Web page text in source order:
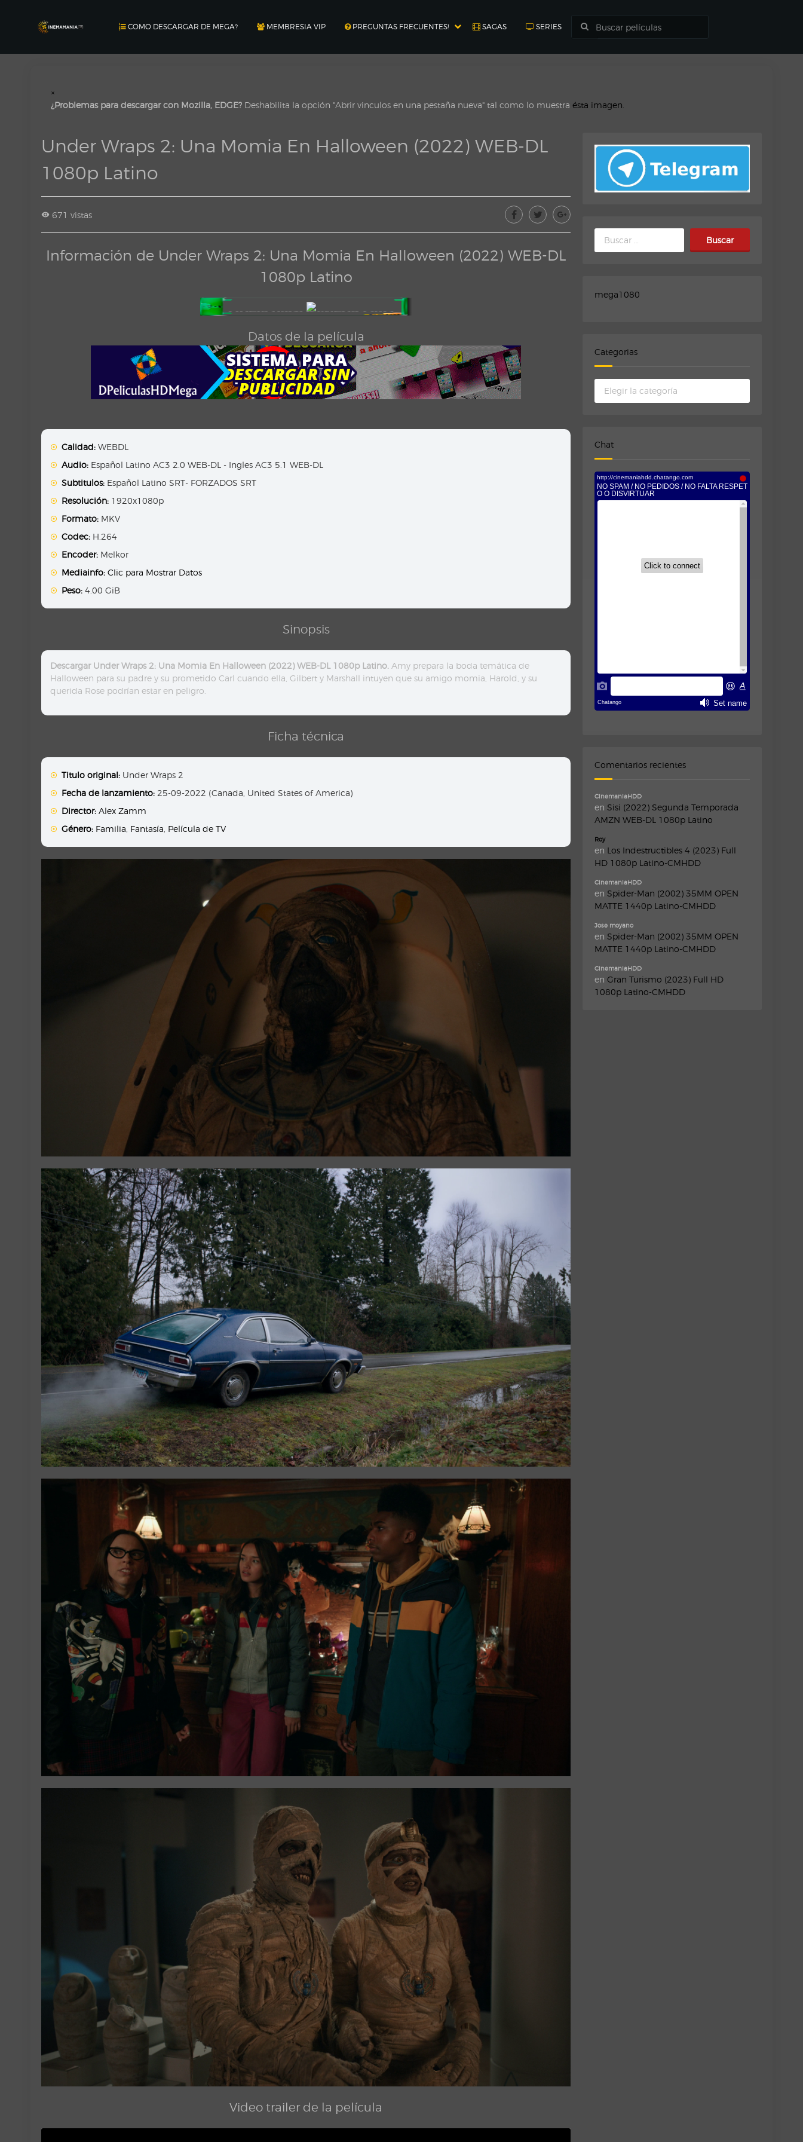
COMO DESCARGAR DE MEGA? MEMBRESIA VIP PREGUNTAS FRECUENTES! SAGAS SERIES
×
¿Problemas para descargar con Mozilla, EDGE? Deshabilita la opción "Abrir vinculos en una pestaña nueva" tal como lo muestra ésta imagen.
Under Wraps 2: Una Momia En Halloween (2022) WEB-DL
1080p Latino
671 vistas
Información de Under Wraps 2: Una Momia En Halloween (2022) WEB-DL
1080p Latino
Datos de la película
Calidad: WEBDL
Audio: Español Latino AC3 2.0 WEB-DL - Ingles AC3 5.1 WEB-DL
Subtitulos: Español Latino SRT- FORZADOS SRT
Resolución: 1920x1080p
Formato: MKV
Codec: H.264
Encoder: Melkor
Mediainfo: Clic para Mostrar Datos
Peso: 4.00 GiB
Sinopsis
Descargar Under Wraps 2: Una Momia En Halloween (2022) WEB-DL 1080p Latino. Amy prepara la boda temática de
Halloween para su padre y su prometido Carl cuando ella, Gilbert y Marshall intuyen que su amigo momia, Harold, y su
querida Rose podrían estar en peligro.
Ficha técnica
Titulo original: Under Wraps 2
Fecha de lanzamiento: 25-09-2022 (Canada, United States of America)
Director: Alex Zamm
Género: Familia Fantasía Película de TV
Video trailer de la película
Buscar:
mega1080
Categorias
Categorias
Chat
Comentarios recientes
CinemaniaHDD
en Sisi (2022) Segunda Temporada
AMZN WEB-DL 1080p Latino
Roy
en Los Indestructibles 4 (2023) Full
HD 1080p Latino-CMHDD
CinemaniaHDD
en Spider-Man (2002) 35MM OPEN
MATTE 1440p Latino-CMHDD
Jose moyano
en Spider-Man (2002) 35MM OPEN
MATTE 1440p Latino-CMHDD
CinemaniaHDD
en Gran Turismo (2023) Full HD
1080p Latino-CMHDD